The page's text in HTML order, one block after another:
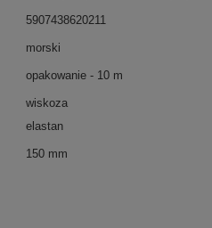
5907438620211
morski
opakowanie - 10 m
wiskoza
elastan
150 mm